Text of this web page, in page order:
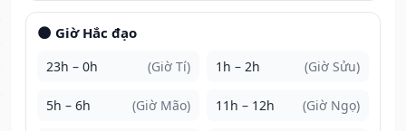
🌑 Giờ Hắc đạo
23h – 0h (Giờ Tí) 1h – 2h (Giờ Sửu)
5h – 6h (Giờ Mão) 11h – 12h (Giờ Ngọ)